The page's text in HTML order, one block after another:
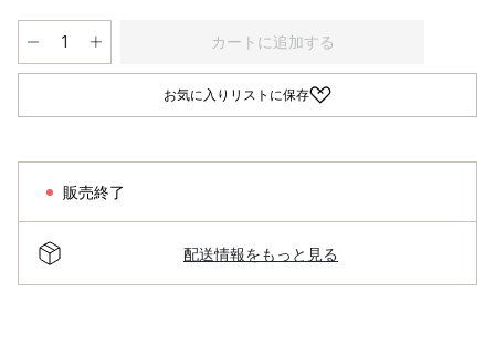
カートに追加する
お気に入りリストに保存
販売終了
配送情報をもっと見る